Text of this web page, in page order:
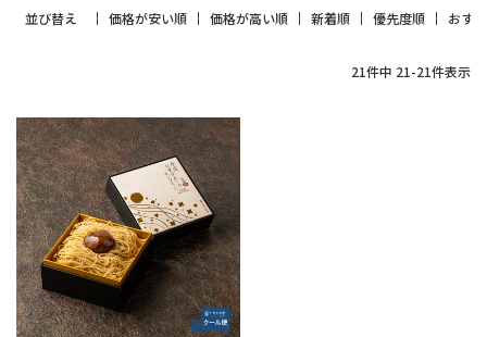
並び替え 価格が安い順 価格が高い順 新着順 優先度順 おす
21件中 21-21件表示